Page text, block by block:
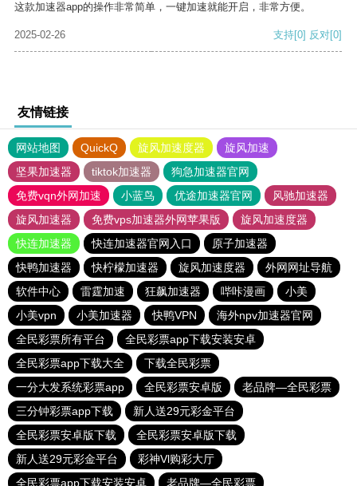
这款加速器app的操作非常简单，一键加速就能开启，非常方便。
2025-02-26 支持[0] 反对[0]
友情链接
网站地图 QuickQ 旋风加速度器
旋风加速
坚果加速器
tiktok加速器
狗急加速器官网
免费vqn外网加速
小蓝鸟 优途加速器官网
风驰加速器
旋风加速器
免费vps加速器外网苹果版
旋风加速度器
快连加速器
快连加速器官网入口
原子加速器
快鸭加速器
快柠檬加速器 旋风加速度器
外网网址导航
软件中心
雷霆加速 狂飙加速器 哔咔漫画
小美
小美vpn
小美加速器 快鸭VPN
海外npv加速器官网
全民彩票所有平台
全民彩票app下载安装安卓
全民彩票app下载大全
下载全民彩票
一分大发系统彩票app
全民彩票安卓版
老品牌—全民彩票
三分钟彩票app下载
新人送29元彩金平台
全民彩票安卓版下载
全民彩票安卓版下载
新人送29元彩金平台
彩神Vl购彩大厅
全民彩票app下载安装安卓
老品牌—全民彩票